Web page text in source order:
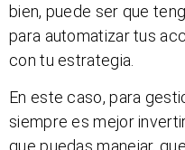
bien, puede ser que
para automatizar tus
con tu estrategia.
En este caso, para
siempre es mejor
que puedas manejar,